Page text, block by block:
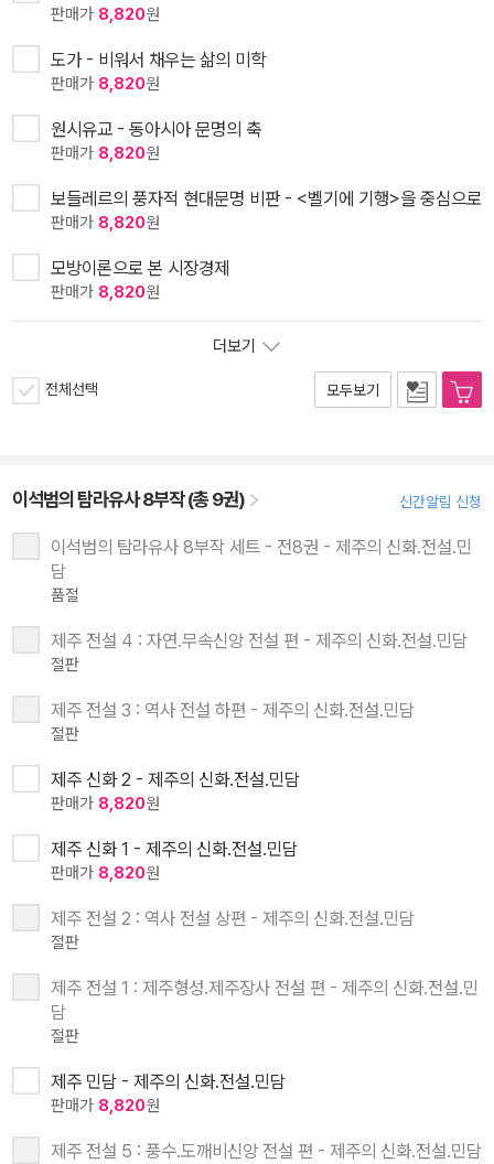
판매가 8,820원
도가 - 비워서 채우는 삶의 미학
판매가 8,820원
원시유교 - 동아시아 문명의 축
판매가 8,820원
보들레르의 풍자적 현대문명 비판 - <벨기에 기행>을 중심으로
판매가 8,820원
모방이론으로 본 시장경제
판매가 8,820원
더보기
전체선택 모두보기
이석범의 탐라유사 8부작 (총 9권) 신간알림 신청
이석범의 탐라유사 8부작 세트 - 전8권 - 제주의 신화.전설.민
담
품절
제주 전설 4 : 자연.무속신앙 전설 편 - 제주의 신화.전설.민담
절판
제주 전설 3 : 역사 전설 하편 - 제주의 신화.전설.민담
절판
제주 신화 2 - 제주의 신화.전설.민담
판매가 8,820원
제주 신화 1 - 제주의 신화.전설.민담
판매가 8,820원
제주 전설 2 : 역사 전설 상편 - 제주의 신화.전설.민담
절판
제주 전설 1 : 제주형성.제주장사 전설 편 - 제주의 신화.전설.민
담
절판
제주 민담 - 제주의 신화.전설.민담
판매가 8,820원
제주 전설 5 : 풍수.도깨비신앙 전설 편 - 제주의 신화.전설.민담